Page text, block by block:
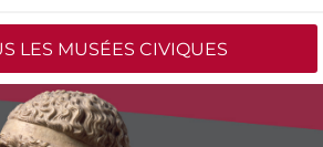
LES MUSÉES CIVIQUES